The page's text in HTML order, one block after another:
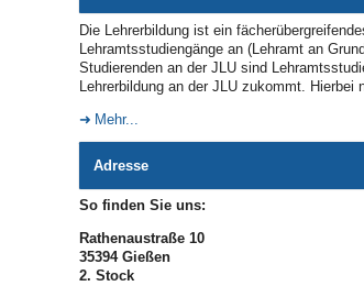
Die Lehrerbildung ist ein
Lehramtsstudiengänge an (Lehramt an
Studierenden an der JLU sind
Lehrerbildung an der JLU zukommt. Hierbei
Mehr...
Adresse
So finden Sie uns:
Rathenaustraße 10
35394 Gießen
2. Stock